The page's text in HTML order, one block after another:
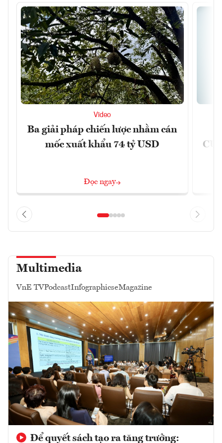
Video
Ba giải pháp chiến lược nhằm cán
mốc xuất khẩu 74 tỷ USD
Đọc ngay
Multimedia
VnE TVPodcastInfographicseMagazine
Để quyết sách tạo ra tăng trưởng: